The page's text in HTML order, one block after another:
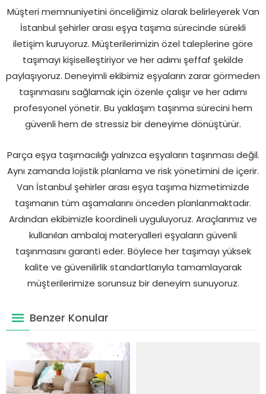
Müşteri memnuniyetini önceliğimiz olarak belirleyerek Van
İstanbul şehirler arası eşya taşıma sürecinde sürekli
iletişim kuruyoruz. Müşterilerimizin özel taleplerine göre
taşımayı kişiselleştiriyor ve her adımı şeffaf şekilde
paylaşıyoruz. Deneyimli ekibimiz eşyaların zarar görmeden
taşınmasını sağlamak için özenle çalışır ve her adımı
profesyonel yönetir. Bu yaklaşım taşınma sürecini hem
güvenli hem de stressiz bir deneyime dönüştürür.
Parça eşya taşımacılığı yalnızca eşyaların taşınması değil.
Aynı zamanda lojistik planlama ve risk yönetimini de içerir.
Van İstanbul şehirler arası eşya taşıma hizmetimizde
taşımanın tüm aşamalarını önceden planlanmaktadır.
Ardından ekibimizle koordineli uyguluyoruz. Araçlarımız ve
kullanılan ambalaj materyalleri eşyaların güvenli
taşınmasını garanti eder. Böylece her taşımayı yüksek
kalite ve güvenilirlik standartlarıyla tamamlayarak
müşterilerimize sorunsuz bir deneyim sunuyoruz.
Benzer Konular